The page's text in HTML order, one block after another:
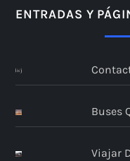
ENTRADAS Y
Buses
Viajar